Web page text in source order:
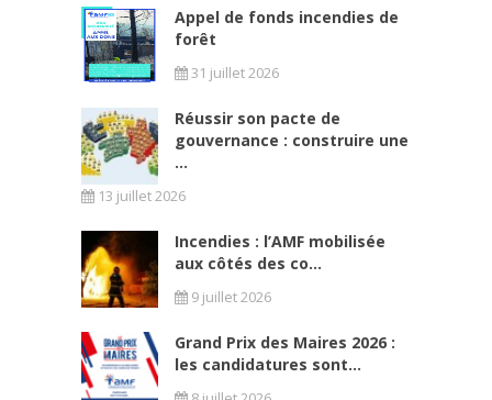
Appel de fonds incendies de
forêt
31 juillet 2026
Réussir son pacte de
gouvernance : construire une
...
13 juillet 2026
Incendies : l’AMF mobilisée
aux côtés des co...
9 juillet 2026
Grand Prix des Maires 2026 :
les candidatures sont...